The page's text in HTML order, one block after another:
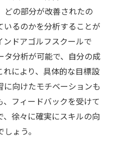
どの部分が改善されたの
るのかを分析することが
ドアゴルフスクールで
タ分析が可能で、自分の成
により、具体的な目標設
向けたモチベーションも
フィードバックを受けて
徐々に確実にスキルの向
ょう。